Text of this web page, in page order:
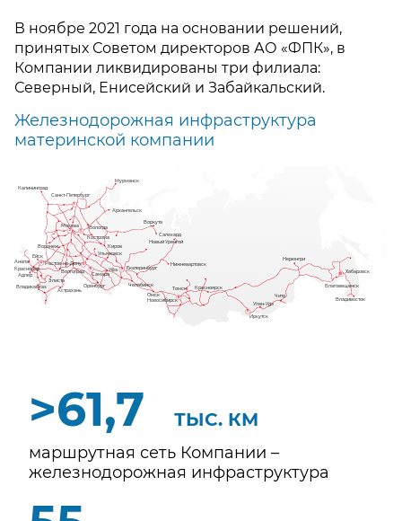
В ноябре 2021 года на основании решений,
принятых Советом директоров АО «ФПК», в
Компании ликвидированы три филиала:
Северный, Енисейский и Забайкальский.
Железнодорожная инфраструктура
материнской компании
Москва
Архангельск
Вологда
Воркута
Кострома
Салехард
Киров
Краснодар
Анапа
Ейск
Адлер
Ростов-на-Дону
Элиста
Астрахань
Воронеж
Волгоград
Самара
Оренбург
Ульяновск
Уфа
Челябинск
Екатеринбург
Нижневартовск
Омск
Новый Уренгой
Красноярск
Иркутск
Чита
Нерюнгри
Хабаровск
Владивосток
Благовещенск
Томск
Новосибирск
Улан-Удэ
Мурманск
Владикавказ
Калининград
Санкт-Петербург
8
7
6
5
4
3
2
1
9
10
>66,7 ТЫС. КМ
маршрутная сеть Компании –
железнодорожная инфраструктура